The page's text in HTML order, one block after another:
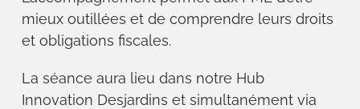
mieux outillées et de comprendre leurs droits
et obligations fiscales.
La séance aura lieu dans notre Hub
Innovation Desjardins et simultanément via